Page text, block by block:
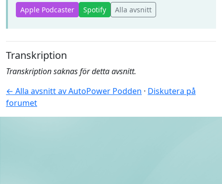
Apple Podcaster Spotify Alla avsnitt
Transkription
Transkription saknas för detta avsnitt.
← Alla avsnitt av AutoPower Podden · Diskutera på
forumet